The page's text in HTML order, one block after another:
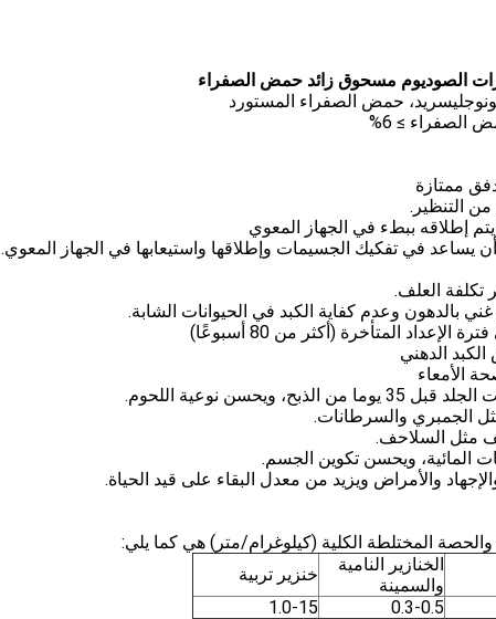
حمض الصفراء المستورد
ممتازة
التنظير.
إطلاقه ببطء في الجهاز المعوي
يساعد في تفكيك الجسيمات وإطلاقها واستيعابها في الجهاز المعوي.
المختلطة الكلية (كيلوغرام/متر) هي كما يلي:
الخنازير النامية
والسمينة
خنزير تربية
0.3-0.5
1.0-15